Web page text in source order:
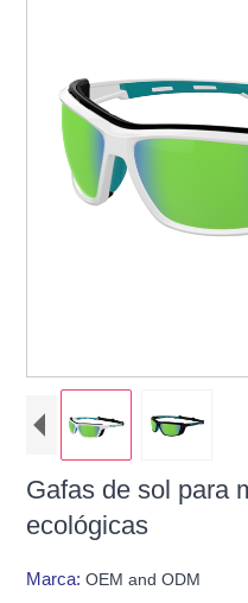
Gafas de sol para
ecológicas
Marca:OEM and ODM